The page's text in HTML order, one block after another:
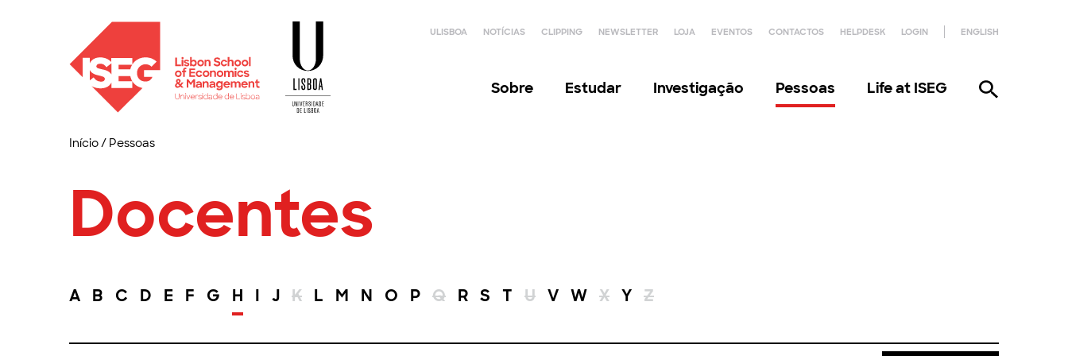
ULISBOA NOTÍCIAS CLIPPING NEWSLETTER LOJA EVENTOS CONTACTOS HELPDESK LOGIN ENGLISH
Sobre Estudar Investigação Pessoas Life at ISEG
Início/ Pessoas
Docentes
A B C D E F G H I J K L M N O P Q R S T U V W X Y Z